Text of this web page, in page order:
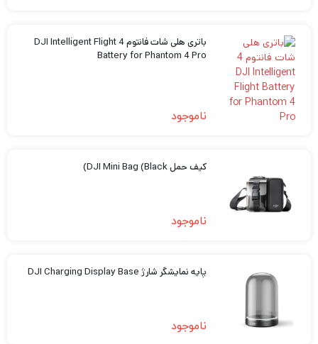
باتری هلی شات فانتوم 4 DJI Intelligent Flight
Battery for Phantom 4 Pro
ناموجود
کیف حمل DJI Mini Bag (Black)
ناموجود
پایه نمایشگر شارژ DJI Charging Display Base
ناموجود